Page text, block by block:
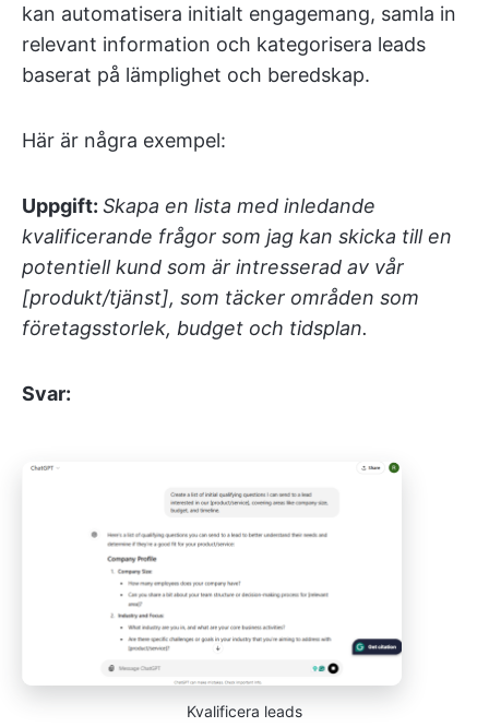
kan automatisera initialt engagemang, samla in
relevant information och kategorisera leads
baserat på lämplighet och beredskap.
Här är några exempel:
Uppgift: Skapa en lista med inledande
kvalificerande frågor som jag kan skicka till en
potentiell kund som är intresserad av vår
[produkt/tjänst], som täcker områden som
företagsstorlek, budget och tidsplan.
Svar:
Kvalificera leads